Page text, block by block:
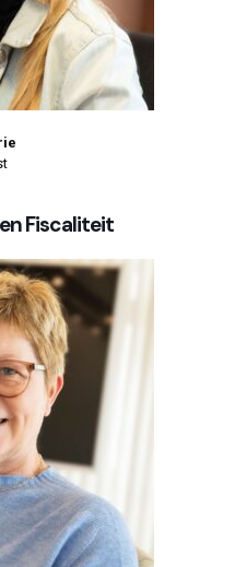
Fiscaliteit